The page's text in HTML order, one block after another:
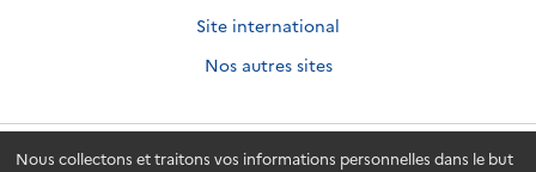
Nous collectons et traitons vos informations personnelles dans le but
Site international
Nos autres sites
Andra.fr © 2026 - Andra. Tous droits réservés.